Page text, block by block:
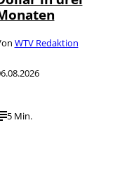
WTV Redaktion
5 Min.